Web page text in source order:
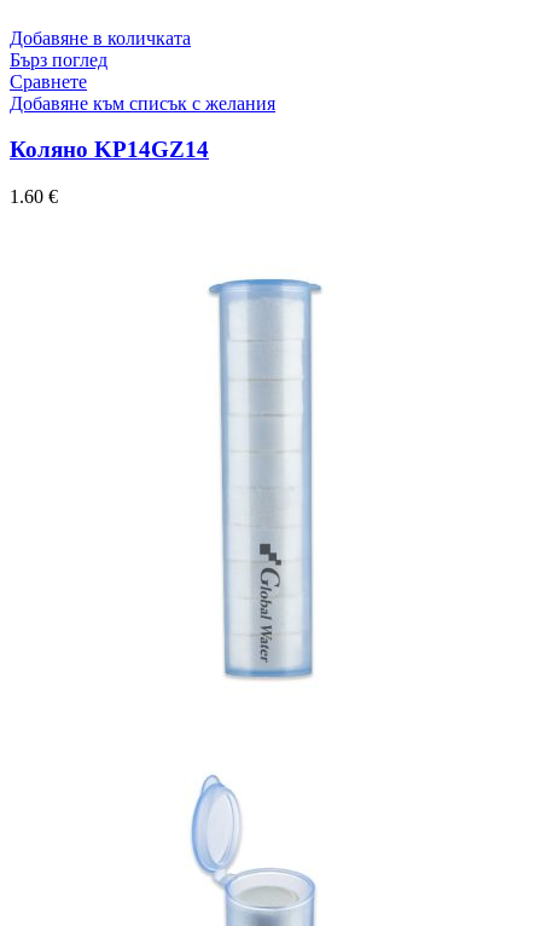
Добавяне в количката
Бърз поглед
Сравнете
Добавяне към списък с желания
Коляно KP14GZ14
1.60 €